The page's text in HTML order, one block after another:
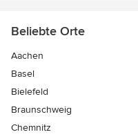
Beliebte Orte
Aachen
Basel
Bielefeld
Braunschweig
Chemnitz